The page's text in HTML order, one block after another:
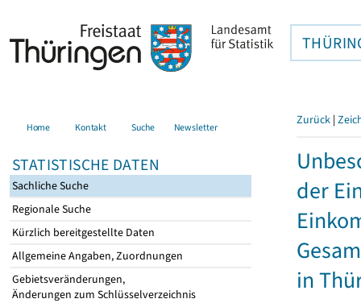
Home Kontakt Suche Newsletter
STATISTISCHE DATEN
Sachliche Suche
Regionale Suche
Kürzlich bereitgestellte Daten
Allgemeine Angaben, Zuordnungen
Gebietsveränderungen,
Änderungen zum Schlüsselverzeichnis
Zurück |
der
in